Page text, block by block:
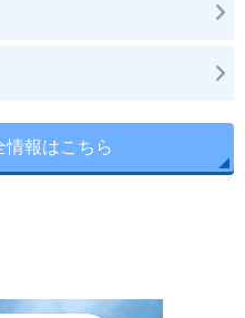
情報はこちら